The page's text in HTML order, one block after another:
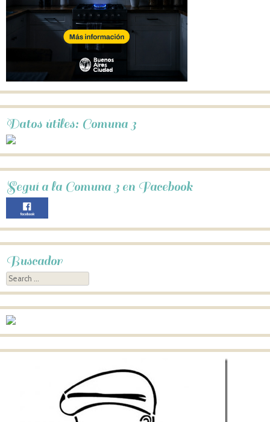
Datos útiles: Comuna 3
Seguí a la Comuna 3 en Facebook
Buscador
Search